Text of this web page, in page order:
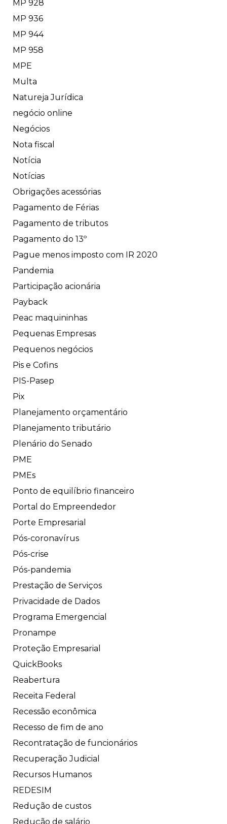
MP 928
MP 936
MP 944
MP 958
MPE
Multa
Natureja Jurídica
negócio online
Negócios
Nota fiscal
Notícia
Notícias
Obrigações acessórias
Pagamento de Férias
Pagamento de tributos
Pagamento do 13º
Pague menos imposto com IR 2020
Pandemia
Participação acionária
Payback
Peac maquininhas
Pequenas Empresas
Pequenos negócios
Pis e Cofins
PIS-Pasep
Pix
Planejamento orçamentário
Planejamento tributário
Plenário do Senado
PME
PMEs
Ponto de equilíbrio financeiro
Portal do Empreendedor
Porte Empresarial
Pós-coronavírus
Pós-crise
Pós-pandemia
Prestação de Serviços
Privacidade de Dados
Programa Emergencial
Pronampe
Proteção Empresarial
QuickBooks
Reabertura
Receita Federal
Recessão econômica
Recesso de fim de ano
Recontratação de funcionários
Recuperação Judicial
Recursos Humanos
REDESIM
Redução de custos
Redução de salário